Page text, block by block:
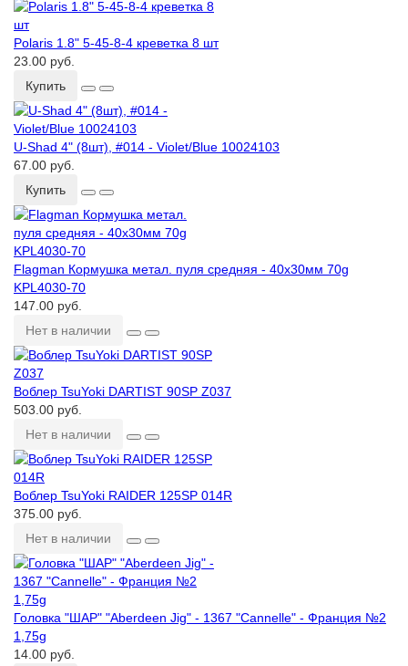
Polaris 1.8ʺ 5-45-8-4 креветка 8 шт
23.00 руб.
Купить
U-Shad 4ʺ (8шт), #014 - Violet/Blue 10024103
67.00 руб.
Купить
Flagman Кормушка метал. пуля средняя - 40х30мм 70g
KPL4030-70
147.00 руб.
Нет в наличии
Воблер TsuYoki DARTIST 90SP Z037
503.00 руб.
Нет в наличии
Воблер TsuYoki RAIDER 125SP 014R
375.00 руб.
Нет в наличии
Головка ʺШАРʺ ʺAberdeen Jigʺ - 1367 ʺCannelleʺ - Франция №2
1,75g
14.00 руб.